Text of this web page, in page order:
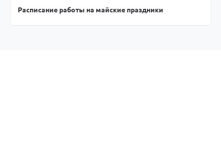
Расписание работы на майские праздники